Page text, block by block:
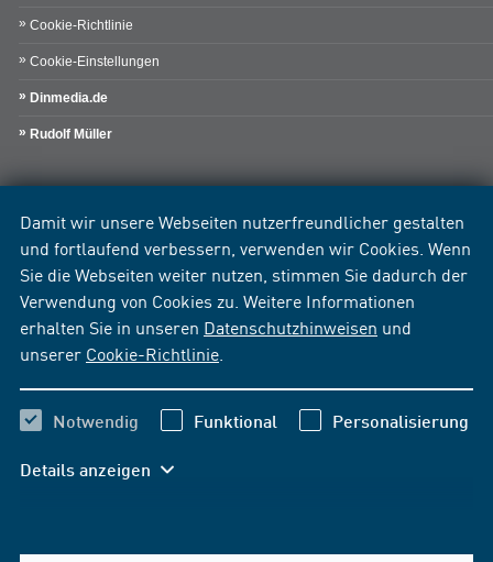
Damit wir unsere Webseiten nutzerfreundlicher gestalten
und fortlaufend verbessern, verwenden wir Cookies. Wenn
Sie die Webseiten weiter nutzen, stimmen Sie dadurch der
Verwendung von Cookies zu. Weitere Informationen
erhalten Sie in unseren Datenschutzhinweisen und
unserer Cookie-Richtlinie
Notwendig Funktional Personalisierung
Details anzeigen
Cookie-Richtlinie
Cookie-Einstellungen
Dinmedia.de
Rudolf Müller